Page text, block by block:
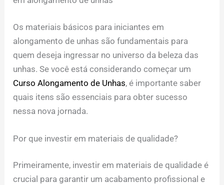
Os materiais básicos para iniciantes em
alongamento de unhas são fundamentais para
quem deseja ingressar no universo da beleza das
unhas. Se você está considerando começar um
Curso Alongamento de Unhas, é importante saber
quais itens são essenciais para obter sucesso
nessa nova jornada.
Por que investir em materiais de qualidade?
Primeiramente, investir em materiais de qualidade é
crucial para garantir um acabamento profissional e